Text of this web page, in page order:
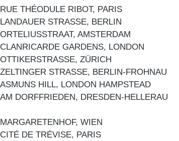
RUE THÉODULE RIBOT, PARIS
LANDAUER STRASSE, BERLIN
ORTELIUSSTRAAT, AMSTERDAM
CLANRICARDE GARDENS, LONDON
OTTIKERSTRASSE, ZÜRICH
ZELTINGER STRASSE, BERLIN-FROHNAU
ASMUNS HILL, LONDON HAMPSTEAD
AM DORFFRIEDEN, DRESDEN-HELLERAU
MARGARETENHOF, WIEN
CITÉ DE TRÉVISE, PARIS